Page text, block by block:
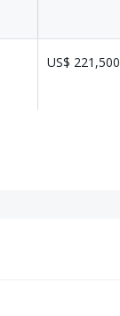
US$ 221,500